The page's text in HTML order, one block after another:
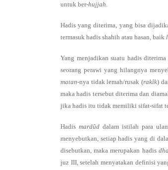
untuk ber-hujjah.
Hadis yang diterima, yang bisa
termasuk hadis shahih atau hasan, baik
Yang menjadikan suatu hadis
seorang perawi yang hilangnya
matan-nya tidak lemah/rusak (rakîk)
maka hadis tersebut diterima dan
jika hadis itu tidak memiliki sifat-sifat
Hadismardûd dalam istilah para
menyebutkan, setiap hadis yang di
disebutkan, maka merupakan hadis
juz III, setelah menyatakan definisi